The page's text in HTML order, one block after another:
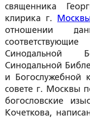
священника
клирика г.
отношении
Синодальной
Синодальной
и Богослужебной
совете г. Москвы
богословские
Кочеткова,